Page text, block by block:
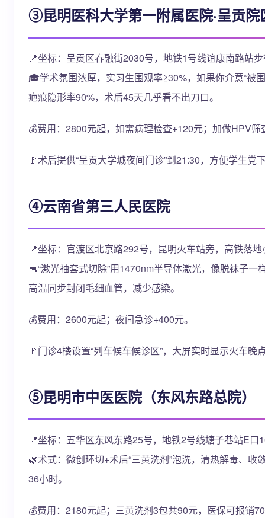
③昆明医科大学第一附属医院·呈贡院
📍坐标：呈贡区春融街2030号，地铁1号线谊康南路站
🎓学术氛围浓厚，实习生围观率≥30%，如果你介意“被
疤痕隐形率90%，术后45天几乎看不出刀口。
💰费用：2800元起，如需病理检查+120元；加做HPV筛
🚩术后提供“呈贡大学城夜间门诊”到21:30，方便学生
④云南省第三人民医院
📍坐标：官渡区北京路292号，昆明火车站旁，高铁落
🔫“激光袖套式切除”用1470nm半导体激光，像脱袜子
高温同步封闭毛细血管，减少感染。
💰费用：2600元起；夜间急诊+400元。
🚩门诊4楼设置“列车候车候诊区”，大屏实时显示火车
⑤昆明市中医医院（东风东路总院）
📍坐标：五华区东风东路25号，地铁2号线塘子巷站E口
🌿术式：微创环切+术后“三黄洗剂”泡洗，清热解毒、
36小时。
💰费用：2180元起；三黄洗剂3包共90元，医保可报销